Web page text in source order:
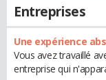
Entreprises
Une expérience
Vous avez travaillé
entreprise qui